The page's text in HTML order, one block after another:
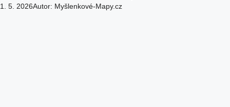
1. 5. 2026Autor: Myšlenkové-Mapy.cz